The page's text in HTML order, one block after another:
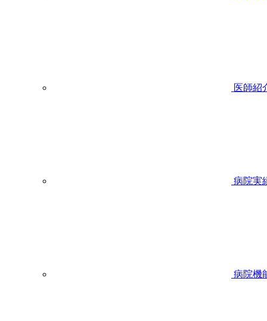
医師紹
病院実
病院機